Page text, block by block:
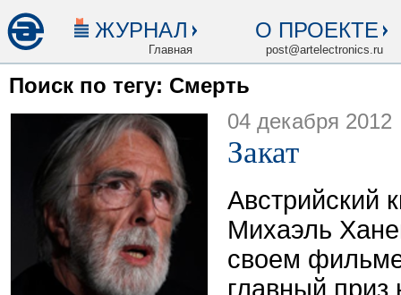
ЖУРНАЛ
Главная
О ПРОЕКТЕ
post@artelectronics.ru
Поиск по тегу: Смерть
04 декабря 2012
Закат
Австрийский
Михаэль
своем
главный приз